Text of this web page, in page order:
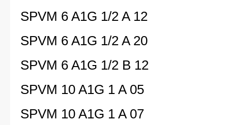
SPVM 6 A1G 1/2 A 12
SPVM 6 A1G 1/2 A 20
SPVM 6 A1G 1/2 B 12
SPVM 10 A1G 1 A 05
SPVM 10 A1G 1 A 07